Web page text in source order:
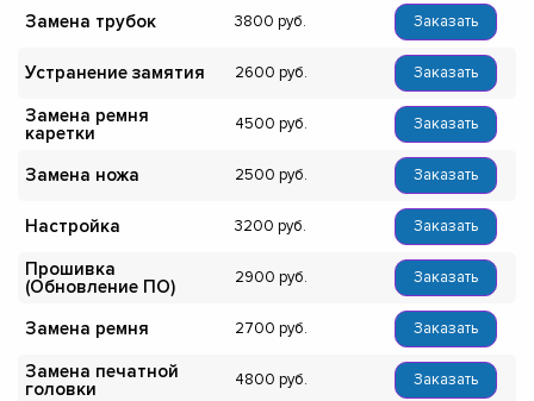
Замена трубок 3800 Заказать
Устранение замятия 2600 Заказать
Замена ремня
каретки
4500 Заказать
Замена ножа 2500 Заказать
Настройка 3200 Заказать
Прошивка
(Обновление ПО)
2900 Заказать
Замена ремня 2700 Заказать
Замена печатной
головки
4800 Заказать